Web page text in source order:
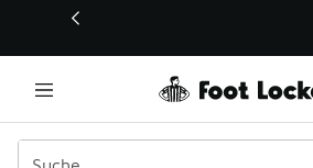
Dieser Link öffnet sich in einem neuen